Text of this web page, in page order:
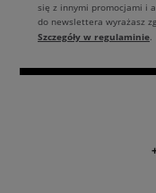
się z innymi promocjami i
do newslettera wyrażasz
Szczegóły w regulaminie.